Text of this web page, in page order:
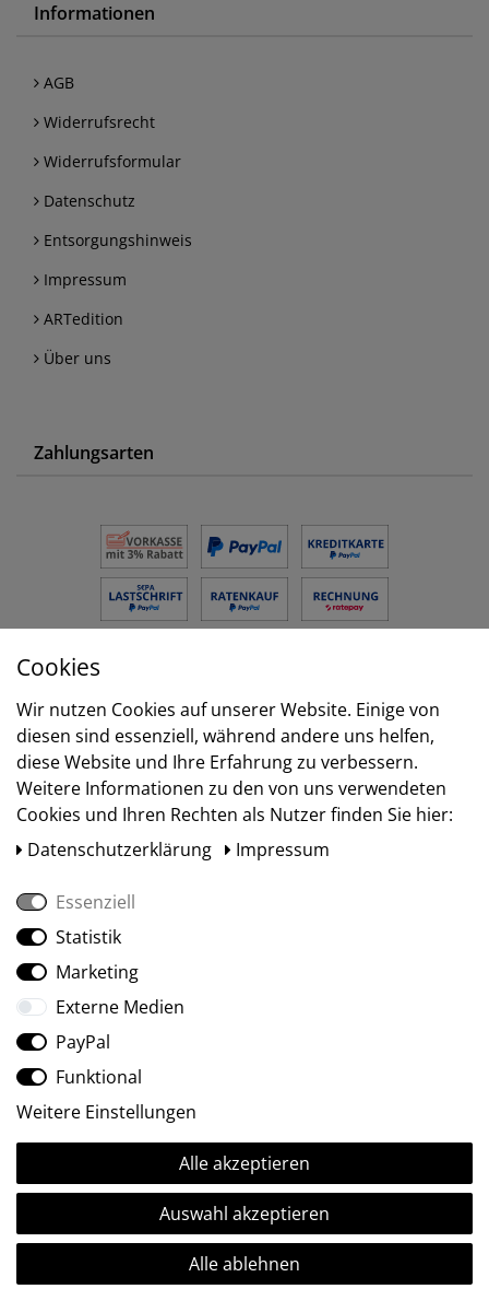
Informationen
AGB
Widerrufsrecht
Widerrufsformular
Datenschutz
Entsorgungshinweis
Impressum
ARTedition
Über uns
Zahlungsarten
Versand
Social Media
Ⓒ2009-2026 ARTland GmbH • Alle Rechte vorbehalten.
Cookies
Wir nutzen Cookies auf unserer Website. Einige von
diesen sind essenziell, während andere uns helfen,
diese Website und Ihre Erfahrung zu verbessern.
Weitere Informationen zu den von uns verwendeten
Cookies und Ihren Rechten als Nutzer finden Sie hier:
Daten­schutz­erklärung
Impressum
Essenziell
Statistik
Marketing
Externe Medien
PayPal
Funktional
Weitere Einstellungen
Alle akzeptieren
Auswahl akzeptieren
Alle ablehnen